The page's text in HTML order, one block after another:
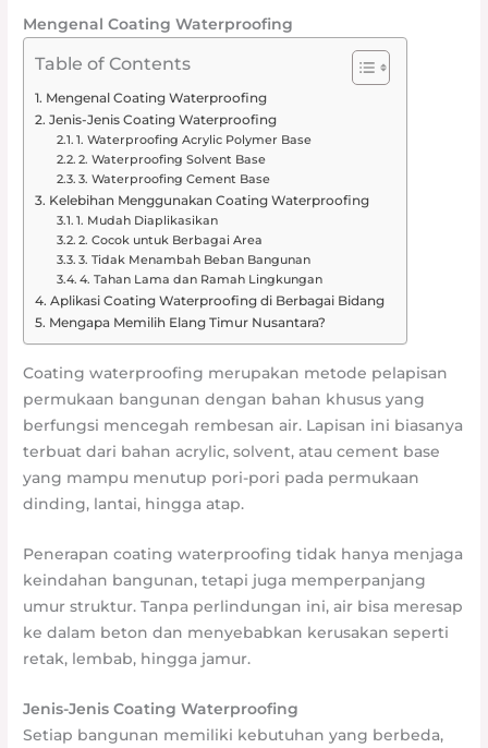
Mengenal Coating Waterproofing
Table of Contents
Mengenal Coating Waterproofing
Jenis-Jenis Coating Waterproofing
1. Waterproofing Acrylic Polymer Base
2. Waterproofing Solvent Base
3. Waterproofing Cement Base
Kelebihan Menggunakan Coating Waterproofing
1. Mudah Diaplikasikan
2. Cocok untuk Berbagai Area
3. Tidak Menambah Beban Bangunan
4. Tahan Lama dan Ramah Lingkungan
Aplikasi Coating Waterproofing di Berbagai Bidang
Mengapa Memilih Elang Timur Nusantara?
Coating waterproofing merupakan metode pelapisan
permukaan bangunan dengan bahan khusus yang
berfungsi mencegah rembesan air. Lapisan ini biasanya
terbuat dari bahan acrylic, solvent, atau cement base
yang mampu menutup pori-pori pada permukaan
dinding, lantai, hingga atap.
Penerapan coating waterproofing tidak hanya menjaga
keindahan bangunan, tetapi juga memperpanjang
umur struktur. Tanpa perlindungan ini, air bisa meresap
ke dalam beton dan menyebabkan kerusakan seperti
retak, lembab, hingga jamur.
Jenis-Jenis Coating Waterproofing
Setiap bangunan memiliki kebutuhan yang berbeda,